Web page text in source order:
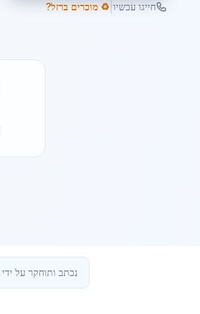
חייגו עכשיו ♻️ מוכרים ברזל?
נכתב ותוחקר על ידי